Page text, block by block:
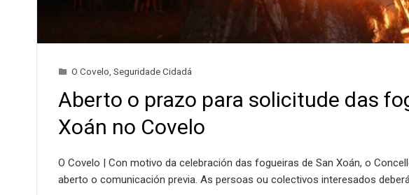
O Covelo Seguridade Cidadá
Aberto o prazo para solicitude das
Xoán no Covelo
O Covelo | Con motivo da celebración das fogueiras de San Xoán, o
aberto o comunicación previa. As persoas ou colectivos interesados